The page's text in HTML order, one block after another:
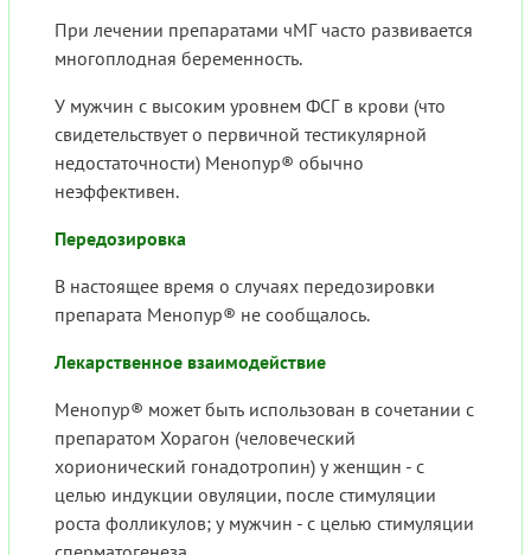
При лечении препаратами чМГ часто развивается
многоплодная беременность.
У мужчин с высоким уровнем ФСГ в крови (что
свидетельствует о первичной тестикулярной
недостаточности) Менопур® обычно
неэффективен.
Передозировка
В настоящее время о случаях передозировки
препарата Менопур® не сообщалось.
Лекарственное взаимодействие
Менопур® может быть использован в сочетании с
препаратом Хорагон (человеческий
хорионический гонадотропин) у женщин - с
целью индукции овуляции, после стимуляции
роста фолликулов; у мужчин - с целью стимуляции